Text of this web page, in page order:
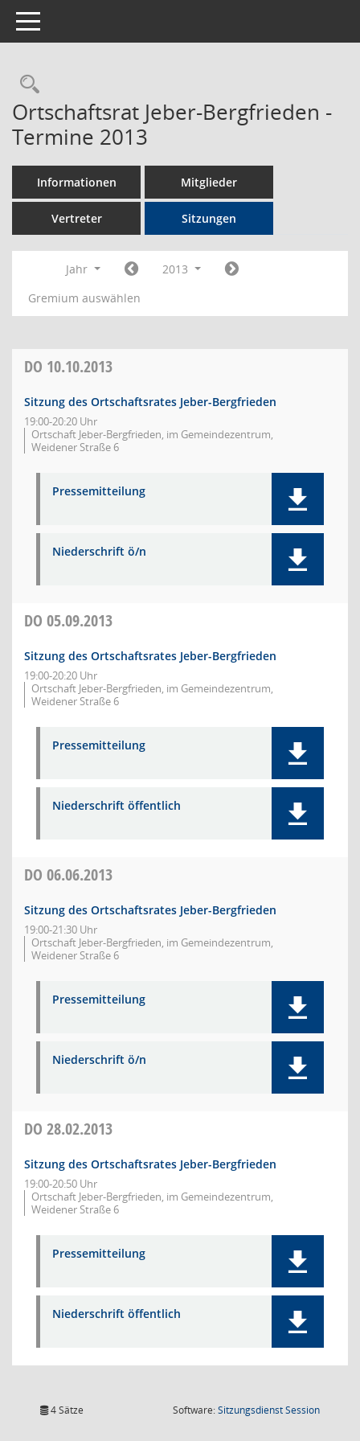
Toggle navigation
Rechercheauswahl
Ortschaftsrat Jeber-Bergfrieden -
Termine 2013
Informationen Mitglieder
Vertreter Sitzungen
Jahr
2013
Gremium auswählen
DO 10.10.2013
Sitzung des Ortschaftsrates Jeber-Bergfrieden
19:00-20:20 Uhr
Ortschaft Jeber-Bergfrieden, im Gemeindezentrum,
Weidener Straße 6
Pressemitteilung
Niederschrift ö/n
DO 05.09.2013
Sitzung des Ortschaftsrates Jeber-Bergfrieden
19:00-20:20 Uhr
Ortschaft Jeber-Bergfrieden, im Gemeindezentrum,
Weidener Straße 6
Pressemitteilung
Niederschrift öffentlich
DO 06.06.2013
Sitzung des Ortschaftsrates Jeber-Bergfrieden
19:00-21:30 Uhr
Ortschaft Jeber-Bergfrieden, im Gemeindezentrum,
Weidener Straße 6
Pressemitteilung
Niederschrift ö/n
DO 28.02.2013
Sitzung des Ortschaftsrates Jeber-Bergfrieden
19:00-20:50 Uhr
Ortschaft Jeber-Bergfrieden, im Gemeindezentrum,
Weidener Straße 6
Pressemitteilung
Niederschrift öffentlich
4 Sätze Software:SitzungsdienstSession(Wird in